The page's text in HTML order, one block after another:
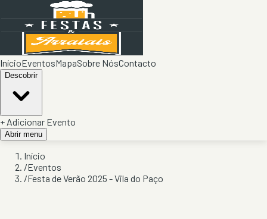
InícioEventosMapaSobre NósContacto
Descobrir
+ Adicionar Evento
Abrir menu
Início
/Eventos
/Festa de Verão 2025 - Vila do Paço